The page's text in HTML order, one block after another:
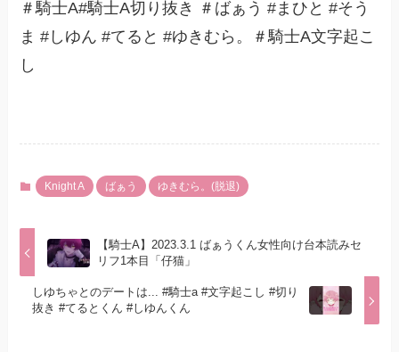
＃騎士A#騎士A切り抜き ＃ばぁう #まひと #そう
ま #しゆん #てると #ゆきむら。＃騎士A文字起こ
し
Knight A ばぁう ゆきむら。(脱退)
【騎士A】2023.3.1 ばぁうくん女性向け台本読みセ
リフ1本目「仔猫」
しゆちゃとのデートは... #騎士a #文字起こし #切り
抜き #てるとくん #しゆんくん